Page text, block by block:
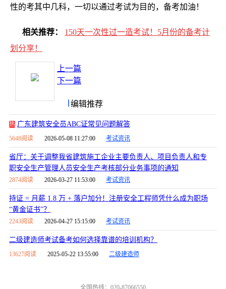
性的考其中几科，一切以通过考试为目的，备考加油！
相关推荐：
150天一次性过一造考试！5月份的备考计
划分享！
上一篇
下一篇
编辑推荐
热 广东建筑安全员ABC证常见问题解答
5648阅读 2026-05-08 11:27:00 考试资讯
省厅：关于调整我省建筑施工企业主要负责人、项目负责人和专
职安全生产管理人员安全生产考核部分业务事项的通知
2874阅读 2026-03-27 11:53:00 考试资讯
持证 = 月薪 1.8 万 + 落户加分！注册安全工程师凭什么成为职场
“黄金证书”？
2243阅读 2026-04-27 15:15:00 考试资讯
二级建造师考试备考如何选择靠谱的培训机构？
13627阅读 2025-05-22 13:55:00 二级建造师
全国热线：020-87066550